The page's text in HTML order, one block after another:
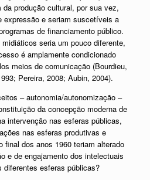
produção cultural, por sua vez,
expressão e seriam suscetíveis a
de financiamento público.
seria um pouco diferente,
é amplamente condicionado
meios de comunicação (Bourdieu,
Pereira, 2008; Aubin, 2004).
– autonomia/autonomização –
da concepção moderna de
intervenção nas esferas públicas,
nas esferas produtivas e
final dos anos 1960 teriam alterado
e de engajamento dos intelectuais
esferas públicas?